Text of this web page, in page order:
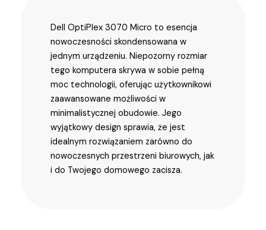
Dell OptiPlex 3070 Micro to esencja
nowoczesności skondensowana w
jednym urządzeniu. Niepozorny rozmiar
tego komputera skrywa w sobie pełną
moc technologii, oferując użytkownikowi
zaawansowane możliwości w
minimalistycznej obudowie. Jego
wyjątkowy design sprawia, że jest
idealnym rozwiązaniem zarówno do
nowoczesnych przestrzeni biurowych, jak
i do Twojego domowego zacisza.